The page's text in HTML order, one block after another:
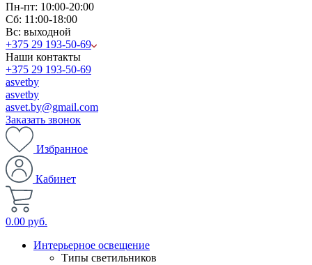
Пн-пт: 10:00-20:00
Сб: 11:00-18:00
Вс: выходной
+375 29 193-50-69
Наши контакты
+375 29 193-50-69
asvetby
asvetby
asvet.by@gmail.com
Заказать звонок
Избранное
Кабинет
0.00 руб.
Интерьерное освещение
Типы светильников